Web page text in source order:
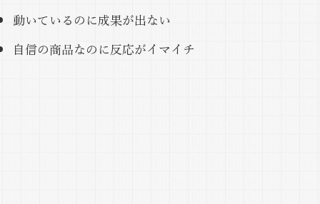
動いているのに成果が出ない
​自信の商品なのに反応がイマイチ​